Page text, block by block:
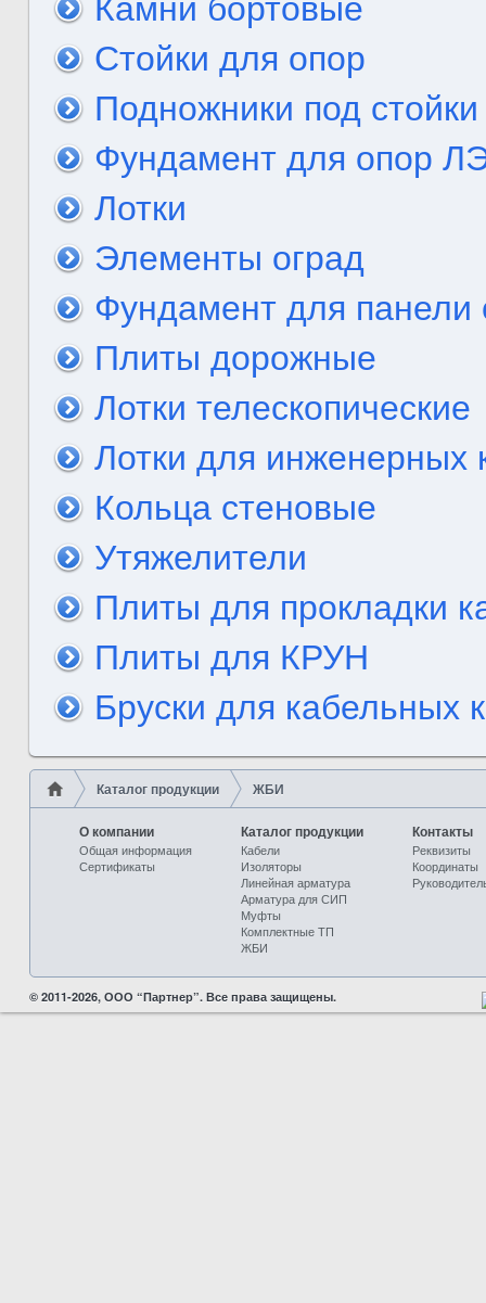
Камни бортовые
Стойки для опор
Подножники под
Фундамент для опор
Лотки
Элементы оград
Фундамент для панели
Плиты дорожные
Лотки телескопические
Лотки для инженерных
Кольца стеновые
Утяжелители
Плиты для прокладки
Плиты для КРУН
Бруски для кабельных
Каталог продукции ЖБИ
О компании
Общая информация
Сертификаты
Каталог продукции
Кабели
Изоляторы
Линейная арматура
Арматура для СИП
Муфты
Комплектные ТП
ЖБИ
Контакты
Реквизиты
Координаты
© 2011-2026, ООО “Партнер”. Все права защищены.